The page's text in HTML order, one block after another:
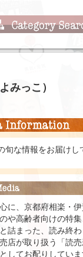
みっこ）
旬な情報をお届けし
に、京都府相楽・
や高齢者向けの特
詰まった、読み終
店が取り扱う「読
してお配りしてい